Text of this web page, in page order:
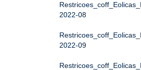
2022-08
2022-09